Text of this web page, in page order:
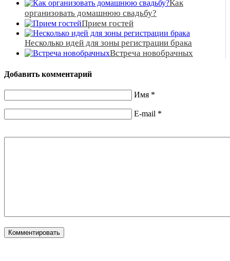
Как
организовать домашнюю свадьбу?
Прием гостей
Несколько идей для зоны регистрации брака
Встреча новобрачных
Добавить комментарий
Имя *
E-mail *